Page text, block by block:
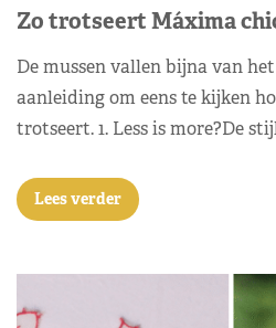
Zo trotseert Máxima
De mussen vallen bijna van
aanleiding om eens te kijken
trotseert. 1. Less is more?De
Lees verder